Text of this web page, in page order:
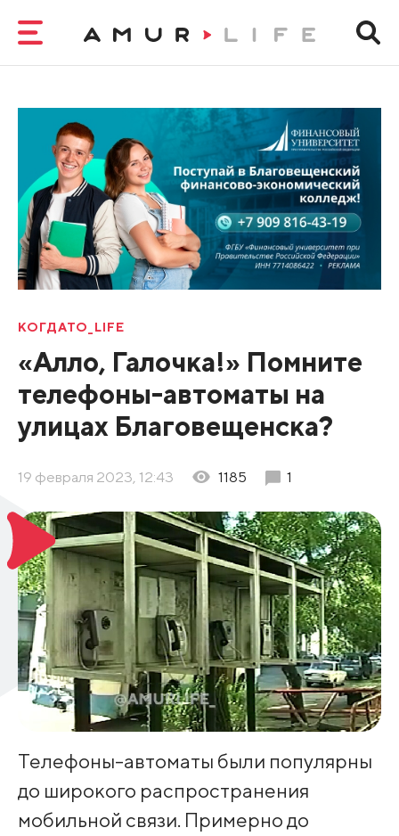
КОГДАТО_LIFE
«Алло, Галочка!» Помните
телефоны-автоматы на
улицах Благовещенска?
19 февраля 2023, 12:43 1185 1
Телефоны-автоматы были популярны
до широкого распространения
мобильной связи. Примерно до